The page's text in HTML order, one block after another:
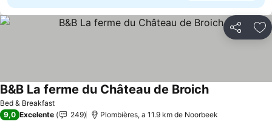
Partilhar
Bed & Breakfast
B&B La ferme du Château de Broich
9,0 Excelente 249 Plombières, a 11.9 km de Noorbeek